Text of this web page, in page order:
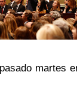
martes